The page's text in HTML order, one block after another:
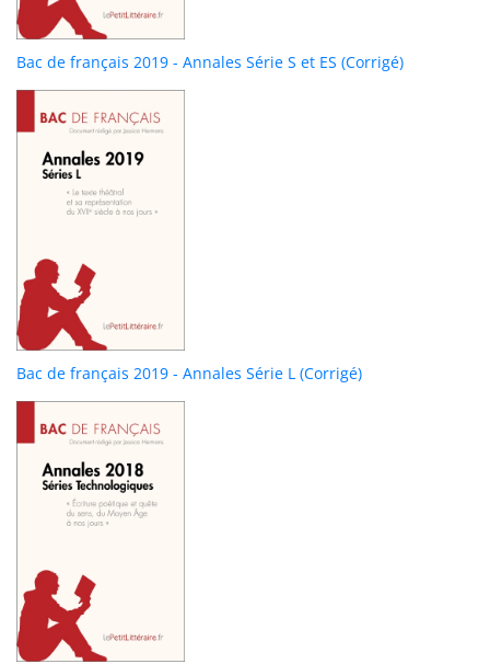
Bac de français 2019 - Annales Série S et ES (Corrigé)
Bac de français 2019 - Annales Série L (Corrigé)